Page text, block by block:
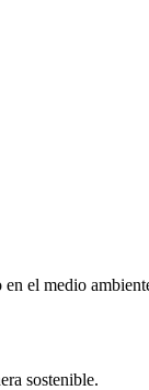
el medio
sostenible.